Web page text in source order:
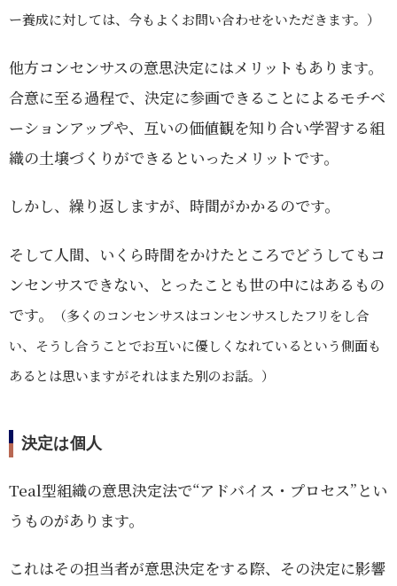
ー養成に対しては、今もよくお問い合わせをいただきます。）
他方コンセンサスの意思決定にはメリットもあります。
合意に至る過程で、決定に参画できることによるモチベ
ーションアップや、互いの価値観を知り合い学習する組
織の土壌づくりができるといったメリットです。
しかし、繰り返しますが、時間がかかるのです。
そして人間、いくら時間をかけたところでどうしてもコ
ンセンサスできない、とったことも世の中にはあるもの
です。
（多くのコンセンサスはコンセンサスしたフリをし合
い、そうし合うことでお互いに優しくなれているという側面も
あるとは思いますがそれはまた別のお話。）
決定は個人
Teal型組織の意思決定法で“アドバイス・プロセス”とい
うものがあります。
これはその担当者が意思決定をする際、その決定に影響